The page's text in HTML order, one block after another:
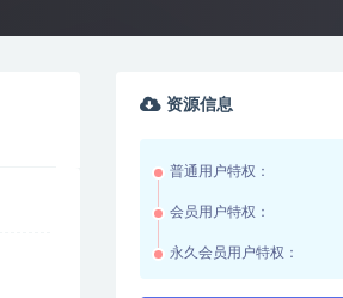
资源信息
普通用户特权：
会员用户特权：
永久会员用户特权：